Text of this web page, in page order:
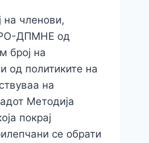
на членови,
ДПМНЕ од
број на
од политиките на
на
Методија
покрај
се обрати